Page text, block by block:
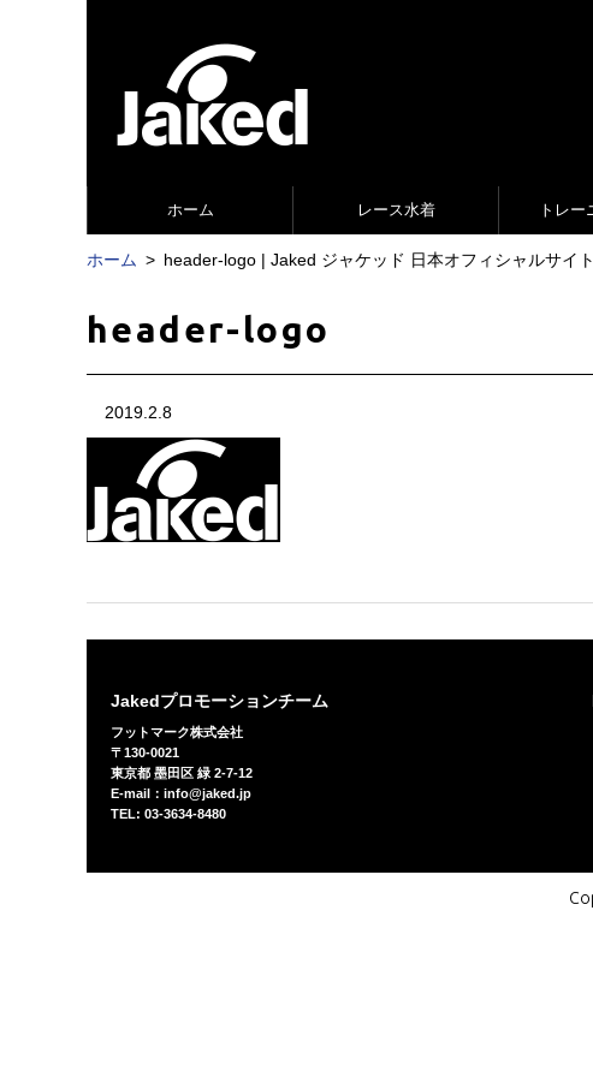
ホーム レース水着 トレー
ホーム header-logo | Jaked ジャケッド 日本オフィシャルサイト
header-logo
2019.2.8
Jakedプロモーションチーム
フットマーク株式会社
〒130-0021
東京都 墨田区 緑 2-7-12
E-mail：info@jaked.jp
TEL: 03-3634-8480